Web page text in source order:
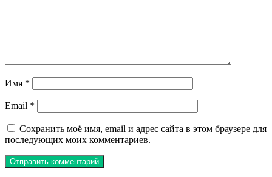
Имя *
Email *
Сохранить моё имя, email и адрес сайта в этом браузере для
последующих моих комментариев.